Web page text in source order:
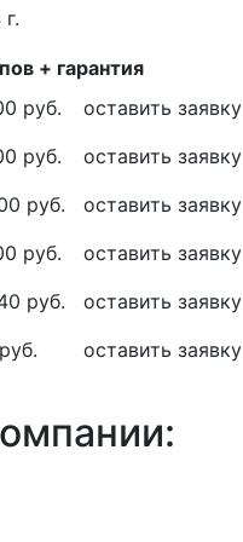
+ гарантия
руб.
оставить заявку
руб.
оставить заявку
руб.
оставить заявку
руб.
оставить заявку
руб.
оставить заявку
оставить заявку